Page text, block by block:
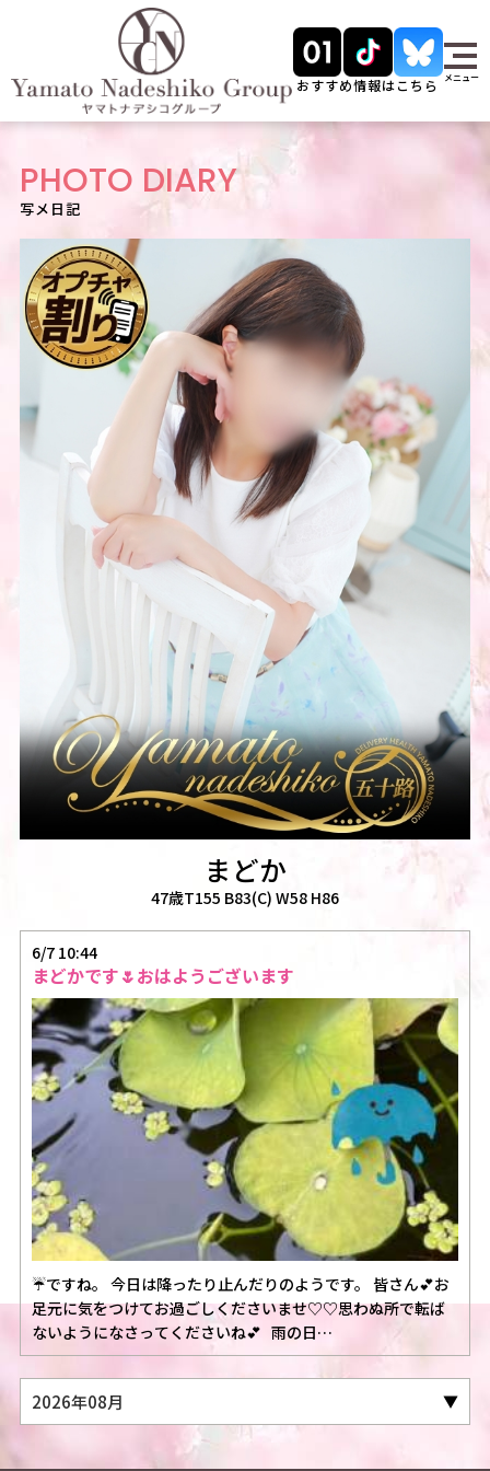
おすすめ情報はこちら メニュー
PHOTO DIARY
写メ日記
まどか
47歳T155 B83(C) W58 H86
6/7 10:44
まどかです🌷おはようございます
☔️ですね。 今日は降ったり止んだりのようです。 皆さん💕お
足元に気をつけてお過ごしくださいませ♡♡思わぬ所で転ば
ないようになさってくださいね💕 雨の日…